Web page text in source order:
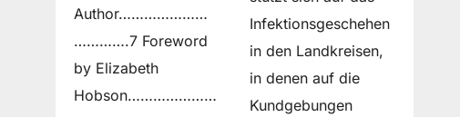
Author…………………
………….7 Foreword
by Elizabeth
Hobson…………………
Infektionsgeschehen
in den Landkreisen,
in denen auf die
Kundgebungen